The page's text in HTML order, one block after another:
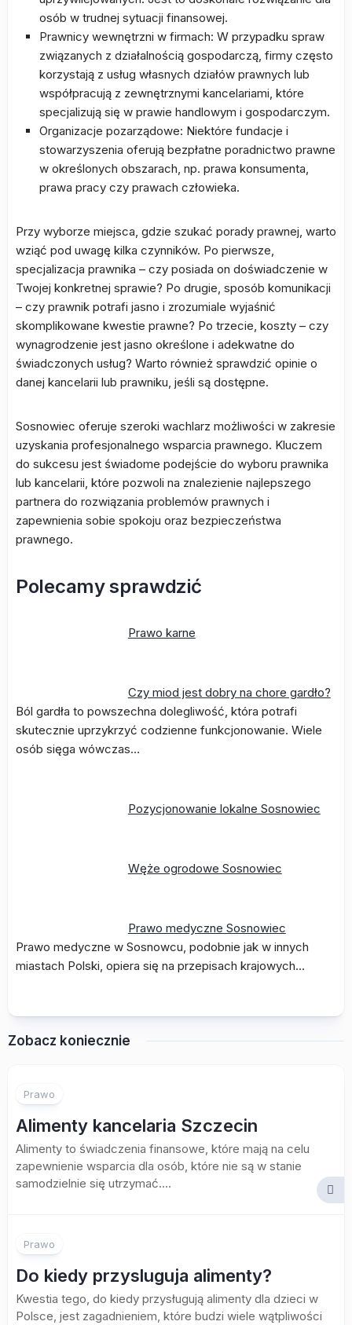
osób w trudnej sytuacji finansowej.
Prawnicy wewnętrzni w firmach: W przypadku spraw
związanych z działalnością gospodarczą, firmy często
korzystają z usług własnych działów prawnych lub
współpracują z zewnętrznymi kancelariami, które
specjalizują się w prawie handlowym i gospodarczym.
Organizacje pozarządowe: Niektóre fundacje i
stowarzyszenia oferują bezpłatne poradnictwo prawne
w określonych obszarach, np. prawa konsumenta,
prawa pracy czy prawach człowieka.
Przy wyborze miejsca, gdzie szukać porady prawnej, warto
wziąć pod uwagę kilka czynników. Po pierwsze,
specjalizacja prawnika – czy posiada on doświadczenie w
Twojej konkretnej sprawie? Po drugie, sposób komunikacji
– czy prawnik potrafi jasno i zrozumiale wyjaśnić
skomplikowane kwestie prawne? Po trzecie, koszty – czy
wynagrodzenie jest jasno określone i adekwatne do
świadczonych usług? Warto również sprawdzić opinie o
danej kancelarii lub prawniku, jeśli są dostępne.
Sosnowiec oferuje szeroki wachlarz możliwości w zakresie
uzyskania profesjonalnego wsparcia prawnego. Kluczem
do sukcesu jest świadome podejście do wyboru prawnika
lub kancelarii, które pozwoli na znalezienie najlepszego
partnera do rozwiązania problemów prawnych i
zapewnienia sobie spokoju oraz bezpieczeństwa
prawnego.
Polecamy sprawdzić
Prawo karne
Czy miod jest dobry na chore gardło?
Ból gardła to powszechna dolegliwość, która potrafi
skutecznie uprzykrzyć codzienne funkcjonowanie. Wiele
osób sięga wówczas…
Pozycjonowanie lokalne Sosnowiec
Węże ogrodowe Sosnowiec
Prawo medyczne Sosnowiec
Prawo medyczne w Sosnowcu, podobnie jak w innych
miastach Polski, opiera się na przepisach krajowych…
Zobacz koniecznie
Prawo
Alimenty kancelaria Szczecin
Alimenty to świadczenia finansowe, które mają na celu
zapewnienie wsparcia dla osób, które nie są w stanie
samodzielnie się utrzymać....
Prawo
Do kiedy przysluguja alimenty?
Kwestia tego, do kiedy przysługują alimenty dla dzieci w
Polsce, jest zagadnieniem, które budzi wiele wątpliwości